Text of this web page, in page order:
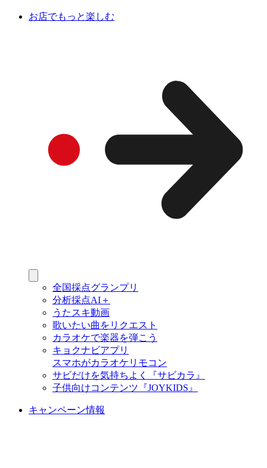
お店でもっと楽しむ
全国採点グランプリ
分析採点AI＋
うたスキ動画
歌いたい曲をリクエスト
カラオケで楽器を弾こう
キョクナビアプリ
スマホがカラオケリモコン
サビだけを気持ちよく『サビカラ』
子供向けコンテンツ『JOYKIDS』
キャンペーン情報